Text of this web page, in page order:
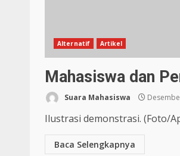
Alternatif Artikel
Mahasiswa dan
Suara Mahasiswa
Ilustrasi demonstrasi. (Foto/
Baca Selengkapnya